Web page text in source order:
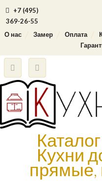
+7 (495)
369-26-55
О нас
Замер Оплата
Кухни
прямые,